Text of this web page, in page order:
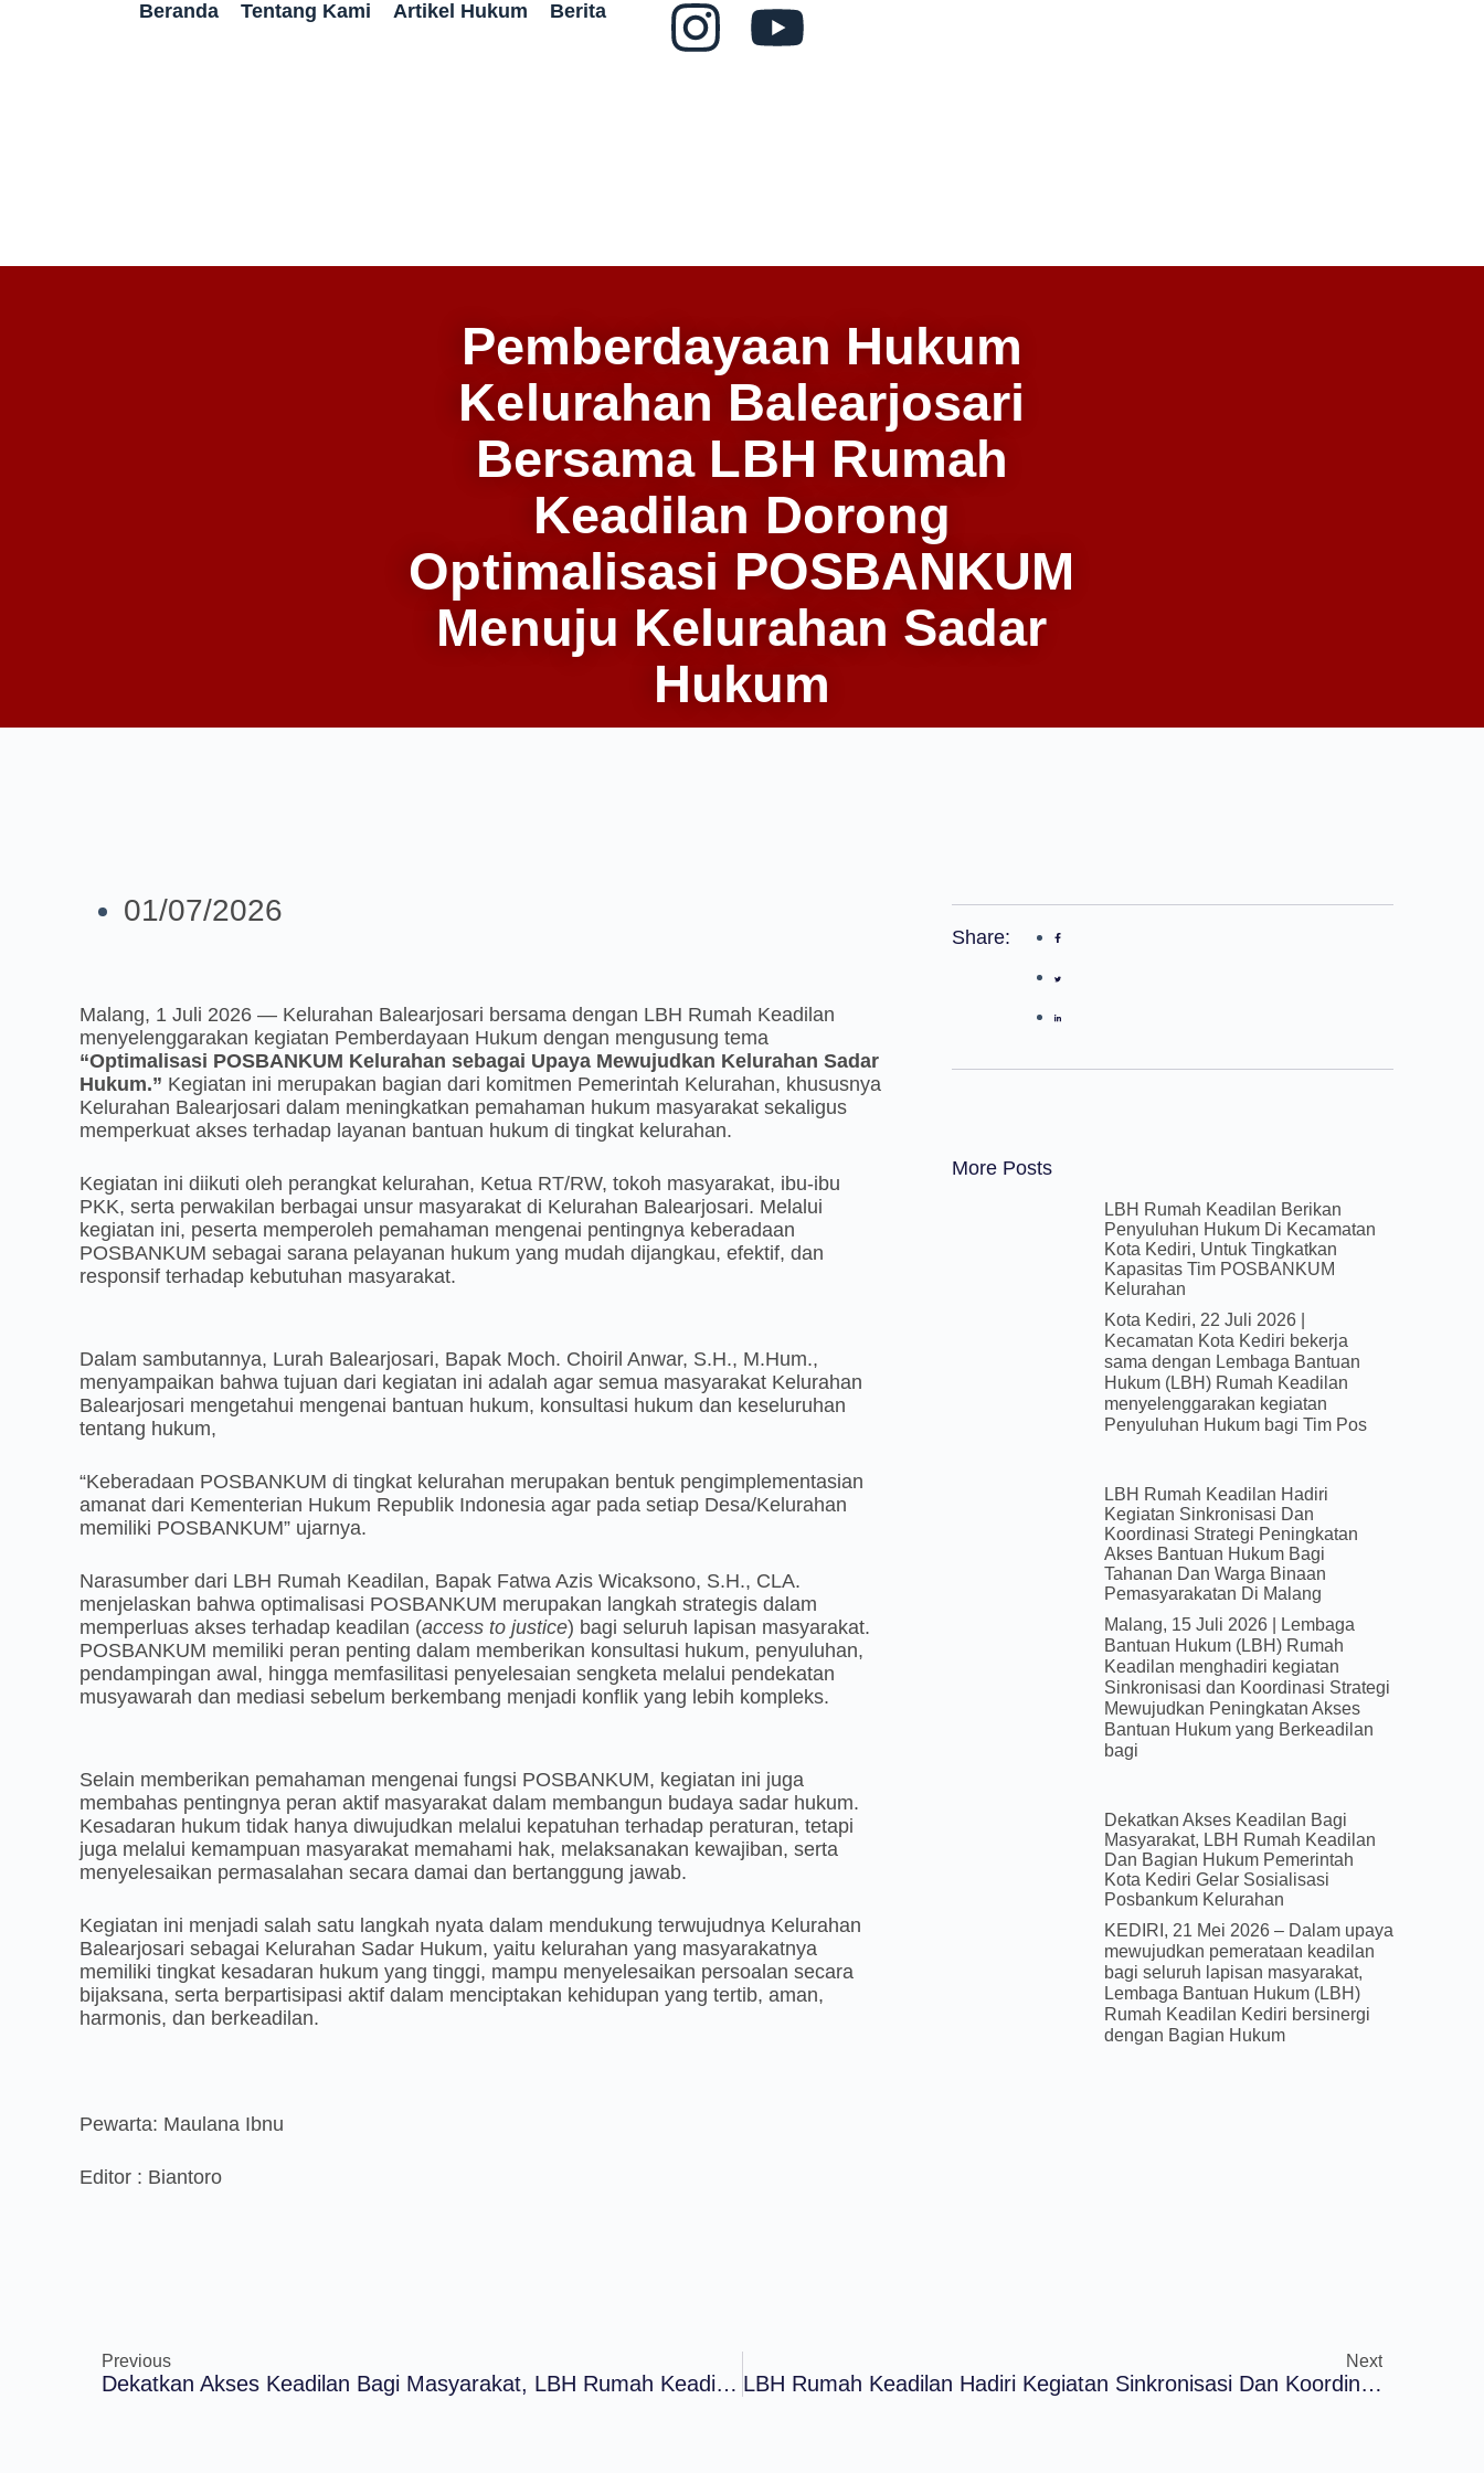
Beranda Tentang Kami Artikel Hukum Berita
Pemberdayaan Hukum
Kelurahan Balearjosari
Bersama LBH Rumah
Keadilan Dorong
Optimalisasi POSBANKUM
Menuju Kelurahan Sadar
Hukum
01/07/2026
Malang, 1 Juli 2026 — Kelurahan Balearjosari bersama dengan LBH Rumah Keadilan
menyelenggarakan kegiatan Pemberdayaan Hukum dengan mengusung tema
“Optimalisasi POSBANKUM Kelurahan sebagai Upaya Mewujudkan Kelurahan Sadar
Hukum.” Kegiatan ini merupakan bagian dari komitmen Pemerintah Kelurahan, khususnya
Kelurahan Balearjosari dalam meningkatkan pemahaman hukum masyarakat sekaligus
memperkuat akses terhadap layanan bantuan hukum di tingkat kelurahan.
Kegiatan ini diikuti oleh perangkat kelurahan, Ketua RT/RW, tokoh masyarakat, ibu-ibu
PKK, serta perwakilan berbagai unsur masyarakat di Kelurahan Balearjosari. Melalui
kegiatan ini, peserta memperoleh pemahaman mengenai pentingnya keberadaan
POSBANKUM sebagai sarana pelayanan hukum yang mudah dijangkau, efektif, dan
responsif terhadap kebutuhan masyarakat.
Dalam sambutannya, Lurah Balearjosari, Bapak Moch. Choiril Anwar, S.H., M.Hum.,
menyampaikan bahwa tujuan dari kegiatan ini adalah agar semua masyarakat Kelurahan
Balearjosari mengetahui mengenai bantuan hukum, konsultasi hukum dan keseluruhan
tentang hukum,
“Keberadaan POSBANKUM di tingkat kelurahan merupakan bentuk pengimplementasian
amanat dari Kementerian Hukum Republik Indonesia agar pada setiap Desa/Kelurahan
memiliki POSBANKUM” ujarnya.
Narasumber dari LBH Rumah Keadilan, Bapak Fatwa Azis Wicaksono, S.H., CLA.
menjelaskan bahwa optimalisasi POSBANKUM merupakan langkah strategis dalam
memperluas akses terhadap keadilan (access to justice) bagi seluruh lapisan masyarakat.
POSBANKUM memiliki peran penting dalam memberikan konsultasi hukum, penyuluhan,
pendampingan awal, hingga memfasilitasi penyelesaian sengketa melalui pendekatan
musyawarah dan mediasi sebelum berkembang menjadi konflik yang lebih kompleks.
Selain memberikan pemahaman mengenai fungsi POSBANKUM, kegiatan ini juga
membahas pentingnya peran aktif masyarakat dalam membangun budaya sadar hukum.
Kesadaran hukum tidak hanya diwujudkan melalui kepatuhan terhadap peraturan, tetapi
juga melalui kemampuan masyarakat memahami hak, melaksanakan kewajiban, serta
menyelesaikan permasalahan secara damai dan bertanggung jawab.
Kegiatan ini menjadi salah satu langkah nyata dalam mendukung terwujudnya Kelurahan
Balearjosari sebagai Kelurahan Sadar Hukum, yaitu kelurahan yang masyarakatnya
memiliki tingkat kesadaran hukum yang tinggi, mampu menyelesaikan persoalan secara
bijaksana, serta berpartisipasi aktif dalam menciptakan kehidupan yang tertib, aman,
harmonis, dan berkeadilan.
Pewarta: Maulana Ibnu
Editor : Biantoro
Share:
More Posts
LBH Rumah Keadilan Berikan
Penyuluhan Hukum Di Kecamatan
Kota Kediri, Untuk Tingkatkan
Kapasitas Tim POSBANKUM
Kelurahan
Kota Kediri, 22 Juli 2026 |
Kecamatan Kota Kediri bekerja
sama dengan Lembaga Bantuan
Hukum (LBH) Rumah Keadilan
menyelenggarakan kegiatan
Penyuluhan Hukum bagi Tim Pos
LBH Rumah Keadilan Hadiri
Kegiatan Sinkronisasi Dan
Koordinasi Strategi Peningkatan
Akses Bantuan Hukum Bagi
Tahanan Dan Warga Binaan
Pemasyarakatan Di Malang
Malang, 15 Juli 2026 | Lembaga
Bantuan Hukum (LBH) Rumah
Keadilan menghadiri kegiatan
Sinkronisasi dan Koordinasi Strategi
Mewujudkan Peningkatan Akses
Bantuan Hukum yang Berkeadilan
bagi
Dekatkan Akses Keadilan Bagi
Masyarakat, LBH Rumah Keadilan
Dan Bagian Hukum Pemerintah
Kota Kediri Gelar Sosialisasi
Posbankum Kelurahan
KEDIRI, 21 Mei 2026 – Dalam upaya
mewujudkan pemerataan keadilan
bagi seluruh lapisan masyarakat,
Lembaga Bantuan Hukum (LBH)
Rumah Keadilan Kediri bersinergi
dengan Bagian Hukum
Previous
Dekatkan Akses Keadilan Bagi Masyarakat, LBH Rumah Keadilan Dan Bagian Hukum Pemerintah Kota Kediri Gelar Sosialisasi Posbankum Kelurahan
Next
LBH Rumah Keadilan Hadiri Kegiatan Sinkronisasi Dan Koordinasi Strategi Peningkatan Akses Bantuan Hukum Bagi Tahanan Dan Warga Binaan Pemasyarakatan Di Malang